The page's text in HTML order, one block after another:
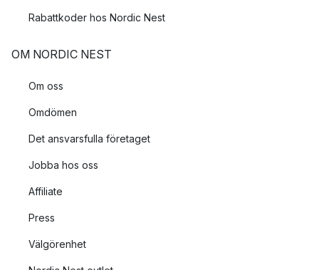
Rabattkoder hos Nordic Nest
OM NORDIC NEST
Om oss
Omdömen
Det ansvarsfulla företaget
Jobba hos oss
Affiliate
Press
Välgörenhet